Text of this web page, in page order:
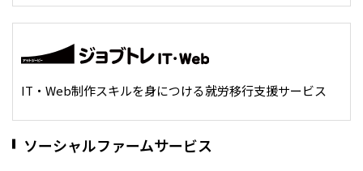
IT・Web制作スキルを身につける就労移行支援サービス
ソーシャルファームサービス